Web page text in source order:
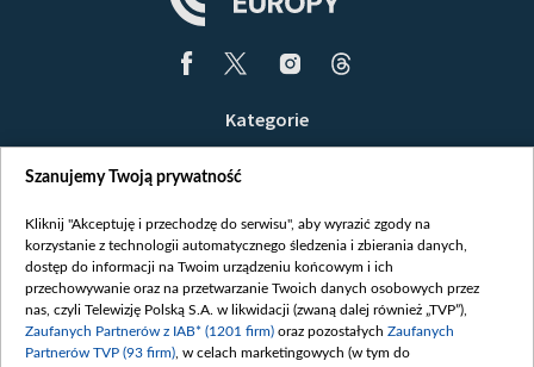
Kategorie
Opinie
Białoruś / Polska
Czytelnia
Centrum Europy
O nas
Szanujemy Twoją prywatność
Kliknij "Akceptuję i przechodzę do serwisu", aby wyrazić zgody na
korzystanie z technologii automatycznego śledzenia i zbierania danych,
dostęp do informacji na Twoim urządzeniu końcowym i ich
przechowywanie oraz na przetwarzanie Twoich danych osobowych przez
nas, czyli Telewizję Polską S.A. w likwidacji (zwaną dalej również „TVP”),
Zaufanych Partnerów z IAB* (1201 firm) oraz pozostałych Zaufanych
Partnerów TVP (93 firm) , w celach marketingowych (w tym do